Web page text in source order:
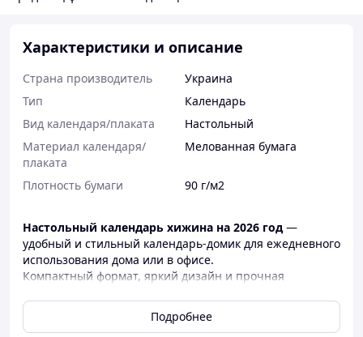
Характеристики и описание
Страна производитель
Украина
Тип
Календарь
Вид календаря/плаката
Настольный
Материал календаря/
плаката
Мелованная бумага
Плотность бумаги 90 г/м2
Настольный календарь хижина на 2026 год—
удобный и стильный календарь-домик для ежедневного
использования дома или в офисе.
Компактный формат, яркий дизайн и прочная
рабочего стола или как приятный подарок коллеге.
📅Характеристики:
Подробнее